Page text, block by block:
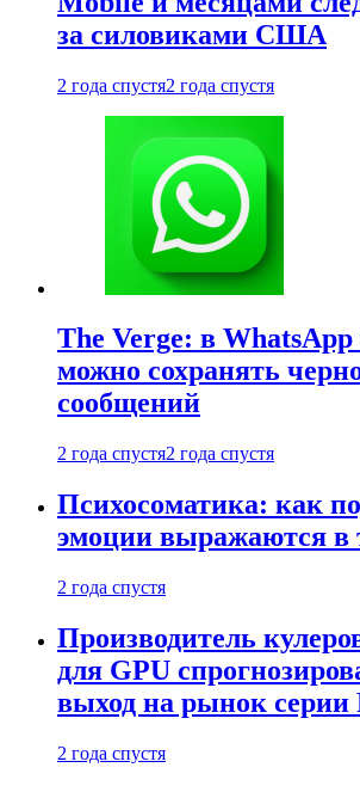
за силовиками США
2 года спустя2 года спустя
The Verge: в WhatsApp
можно сохранять
сообщений
2 года спустя2 года спустя
Психосоматика: как
эмоции выражаются в
2 года спустя
Производитель
для GPU
выход на рынок серии
2 года спустя